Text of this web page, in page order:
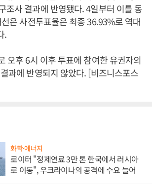
조사 결과에 반영됐다. 4일부터 이틀 동
은 사전투표율은 최종 36.93%로 역대
.
오후 6시 이후 투표에 참여한 유권자의
과에 반영되지 않았다. [비즈니스포스
화학·에너지
로이터 "정제연료 3만 톤 한국에서 러시아
로 이동", 우크라이나의 공격에 수요 늘어